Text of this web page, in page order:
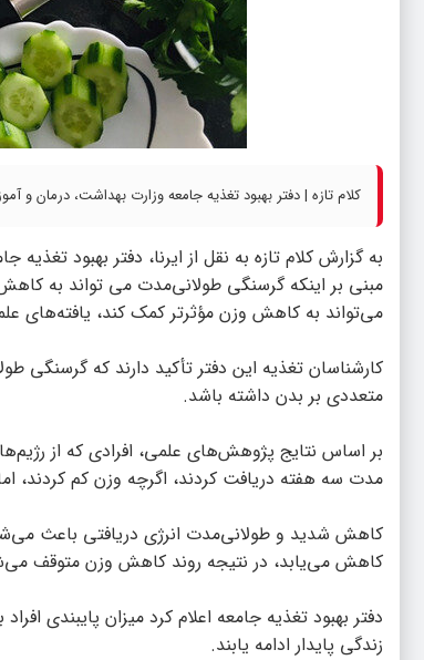
کلام تازه | دفتر بهبود تغذیه جامعه وزارت بهداشت، درمان
به گزارش کلام تازه به نقل از ایرنا، دفتر بهبود
مبنی بر اینکه گرسنگی طولانی‌مدت می تواند به
می‌تواند به کاهش وزن مؤثرتر کمک کند، یافته‌های
کارشناسان تغذیه این دفتر تأکید دارند که گرسنگی
متعددی بر بدن داشته باشد.
مدت سه هفته دریافت کردند، اگرچه وزن کم کردند، اما حدود ۵ درصد از توده عضلانی و بافت بدون چربی بدن خود را
کاهش شدید و طولانی‌مدت انرژی دریافتی باعث
کاهش می‌یابد، در نتیجه روند کاهش وزن متوقف
دفتر بهبود تغذیه جامعه اعلام کرد میزان پایبندی
زندگی پایدار ادامه یابند.